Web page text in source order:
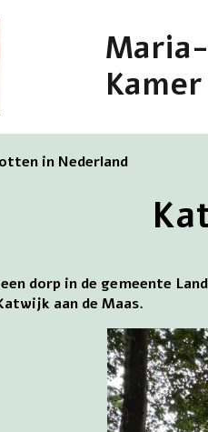
Maria-
Kamer
in Nederland
dorp in de gemeente
aan de Maas.